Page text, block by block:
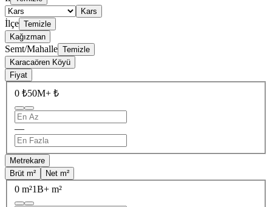
Kars
İlçe Temizle
Kağızman
Semt/Mahalle Temizle
Karacaören Köyü
Fiyat
0 ₺50M+ ₺
—
Metrekare
Brüt m²
Net m²
0 m²1B+ m²